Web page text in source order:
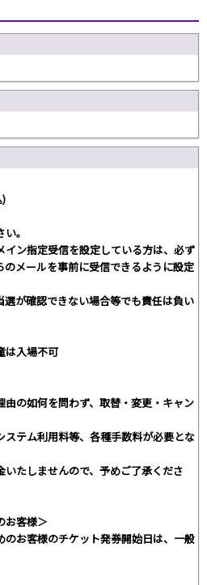
。
ン指定受信を設定している方は、必ず
メールを事前に受信できるように設定
選が確認できない場合等でも責任は負い
は入場不可
の如何を問わず、取替・変更・キャン
テム利用料等、各種手数料が必要とな
たしませんので、予めご了承くださ
お客様＞
お客様のチケット発券開始日は、一般